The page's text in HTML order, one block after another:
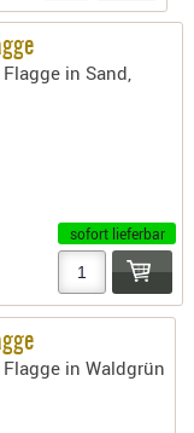
in Sand,
sofort lieferbar
in Waldgrün